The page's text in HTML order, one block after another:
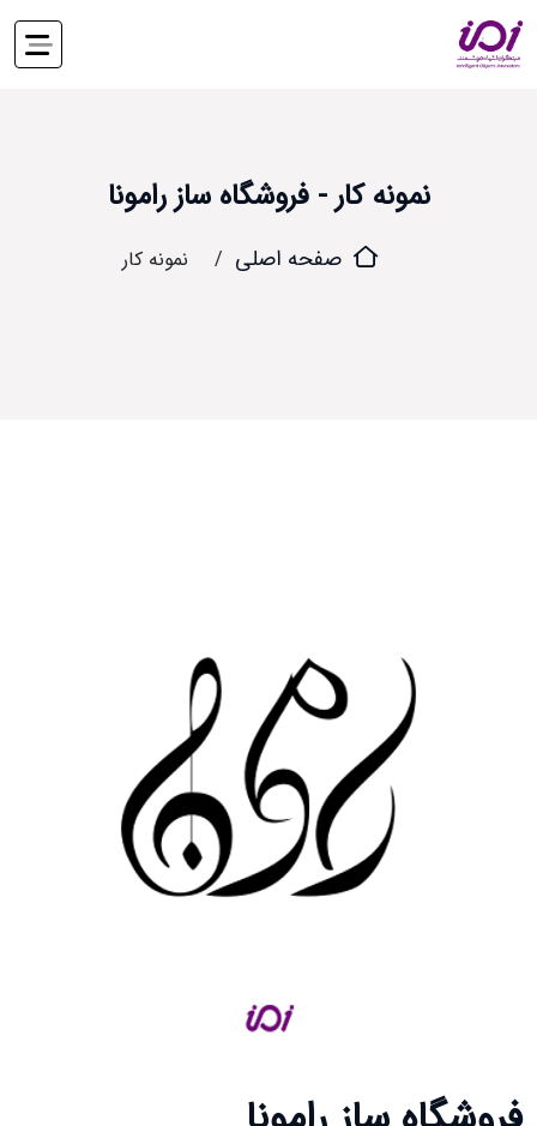
نمونه کار - فروشگاه ساز رامونا
صفحه اصلی نمونه کار